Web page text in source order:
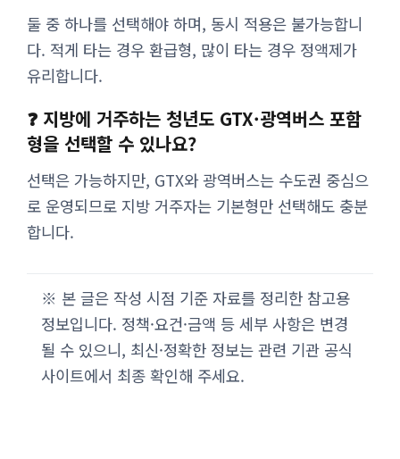
둘 중 하나를 선택해야 하며, 동시 적용은 불가능합니
다. 적게 타는 경우 환급형, 많이 타는 경우 정액제가
유리합니다.
❓ 지방에 거주하는 청년도 GTX·광역버스 포함
형을 선택할 수 있나요?
선택은 가능하지만, GTX와 광역버스는 수도권 중심으
로 운영되므로 지방 거주자는 기본형만 선택해도 충분
합니다.
※ 본 글은 작성 시점 기준 자료를 정리한 참고용
정보입니다. 정책·요건·금액 등 세부 사항은 변경
될 수 있으니, 최신·정확한 정보는 관련 기관 공식
사이트에서 최종 확인해 주세요.